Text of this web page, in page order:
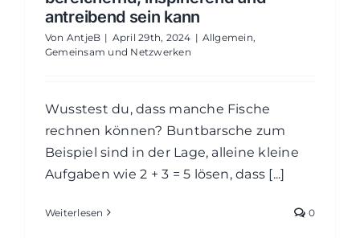
antreibend sein kann
Von AntjeB | April 29th, 2024 | Allgemein,
Gemeinsam und Netzwerken
Wusstest du, dass manche Fische
rechnen können? Buntbarsche zum
Beispiel sind in der Lage, alleine kleine
Aufgaben wie 2 + 3 = 5 lösen, dass [...]
Weiterlesen 0